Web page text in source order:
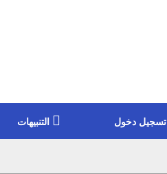
تسجيل دخول التنبيهات